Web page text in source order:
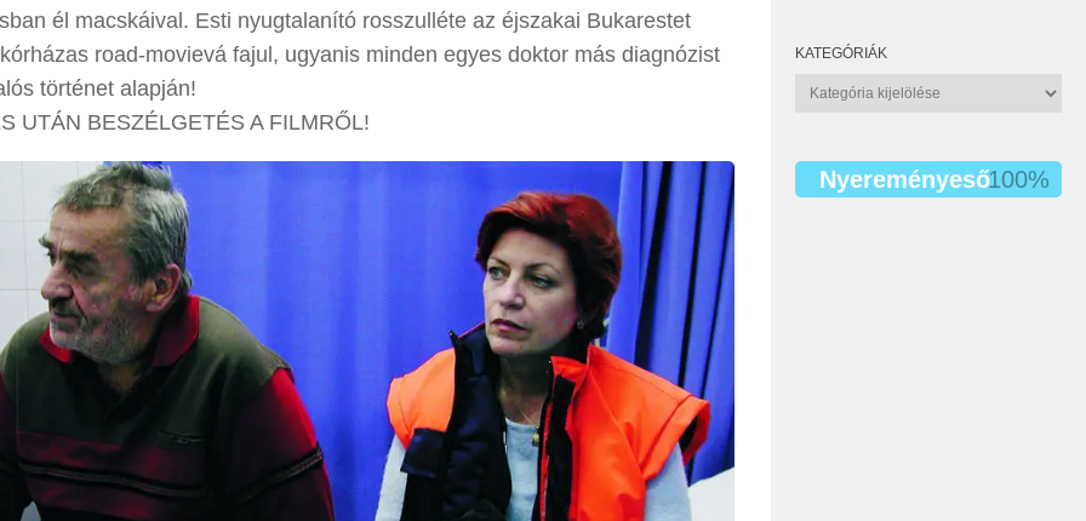
él macskáival. Esti nyugtalanító rosszulléte az éjszakai Bukarestet
road-movievá fajul, ugyanis minden egyes doktor más diagnózist
történet alapján!
UTÁN BESZÉLGETÉS A FILMRŐL!
KATEGÓRIÁK
Kategóriák
Nyereményeső100%